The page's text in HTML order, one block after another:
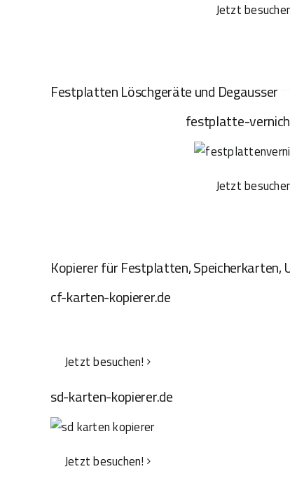
Jetzt
Festplatten Löschgeräte und Degausser
festplatte-
Jetzt
Kopierer für Festplatten, Speicherkarten,
cf-karten-kopierer.de
Jetzt besuchen!
sd-karten-kopierer.de
Jetzt besuchen!